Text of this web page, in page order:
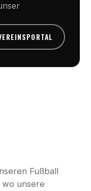
Fußball
unsere